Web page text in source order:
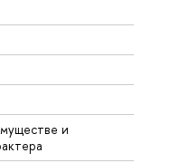
и